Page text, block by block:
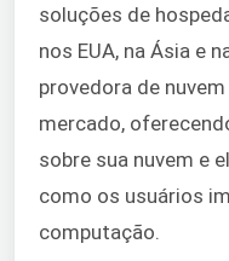
soluções de
nos EUA, na Ásia e
provedora de
mercado,
sobre sua nuvem e
como os usuários
computação.